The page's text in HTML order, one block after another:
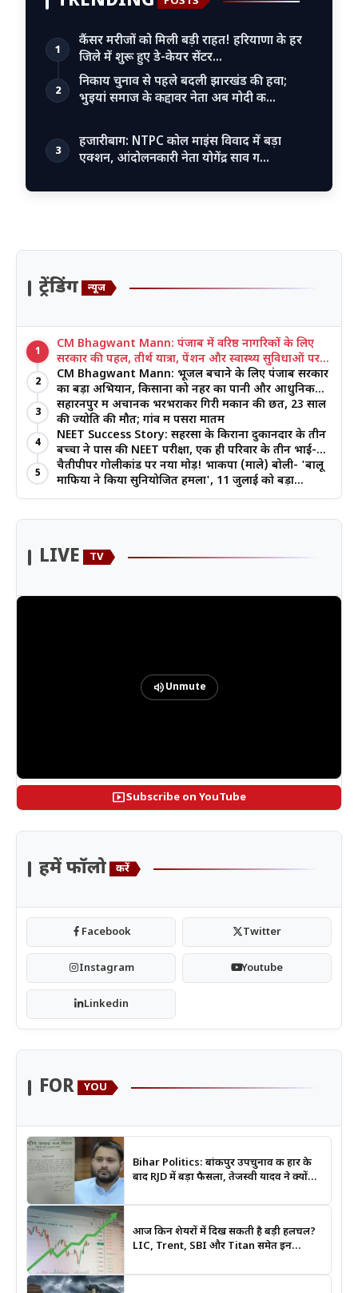
1
कैंसर मरीजों को मिली बड़ी राहत! हरियाणा के हर
जिले में शुरू हुए डे-केयर सेंटर…
2
निकाय चुनाव से पहले बदली झारखंड की हवा;
भुइयां समाज के कद्दावर नेता अब मोदी क…
3
हजारीबाग: NTPC कोल माइंस विवाद में बड़ा
एक्शन, आंदोलनकारी नेता योगेंद्र साव ग…
ट्रेंडिंग न्यूज
1
CM Bhagwant Mann: पंजाब में वरिष्ठ नागरिकों के लिए
सरकार की पहल, तीर्थ यात्रा, पेंशन और स्वास्थ्य सुविधाओं पर
जोर
2
CM Bhagwant Mann: भूजल बचाने के लिए पंजाब सरकार
का बड़ा अभियान, किसानों को नहर का पानी और आधुनिक
खेती का मिल रहा लाभ
3
सहारनपुर में अचानक भरभराकर गिरी मकान की छत, 23 साल
की ज्योति की मौत; गांव में पसरा मातम
4
NEET Success Story: सहरसा के किराना दुकानदार के तीन
बच्चों ने पास की NEET परीक्षा, एक ही परिवार के तीन भाई-
बहनों ने रचा इतिहास
5
चैतीपीपर गोलीकांड पर नया मोड़! भाकपा (माले) बोली- 'बालू
माफिया ने किया सुनियोजित हमला', 11 जुलाई को बड़ा
आंदोलन
LIVE TV
volume_upUnmute
smart_displaySubscribe on YouTube
हमें फॉलो करें
Facebook Twitter
Instagram Youtube
Linkedin
FOR YOU
Bihar Politics: बांकीपुर उपचुनाव की हार के
बाद RJD में बड़ा फैसला, तेजस्वी यादव ने क्यों
आज किन शेयरों में दिख सकती है बड़ी हलचल?
LIC, Trent, SBI और Titan समेत इन